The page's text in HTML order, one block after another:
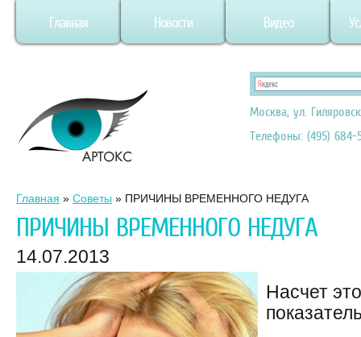
Главная Новости Видео
Москва, ул.
Телефоны: (495) 684-
Главная » Советы » ПРИЧИНЫ ВРЕМЕННОГО НЕДУГА
ПРИЧИНЫ ВРЕМЕННОГО НЕДУГА
14.07.2013
Насчет